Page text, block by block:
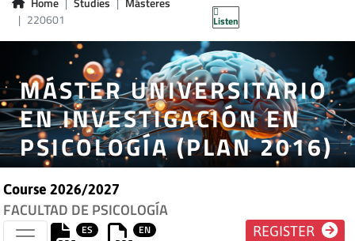
220601
Listen
MÁSTER UNIVERSITARIO
EN INVESTIGACIÓN EN
PSICOLOGÍA (PLAN 2016)
Course 2026/2027
FACULTAD DE PSICOLOGÍA
ES EN REGISTER